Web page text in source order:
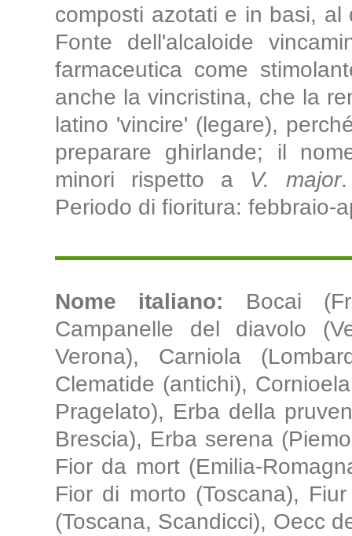
composti azotati e in basi,
Fonte dell'alcaloide
farmaceutica come
anche la vincristina, che la
latino 'vincire' (legare),
preparare ghirlande; il
minori rispetto a V. major
Periodo di fioritura: febbraio-
Nome italiano: Bocai
Campanelle del diavolo
Verona), Carniola
Clematide (antichi),
Pragelato), Erba della
Brescia), Erba serena
Fior da mort (Emilia-
Fior di morto (Toscana),
(Toscana, Scandicci), Oecc